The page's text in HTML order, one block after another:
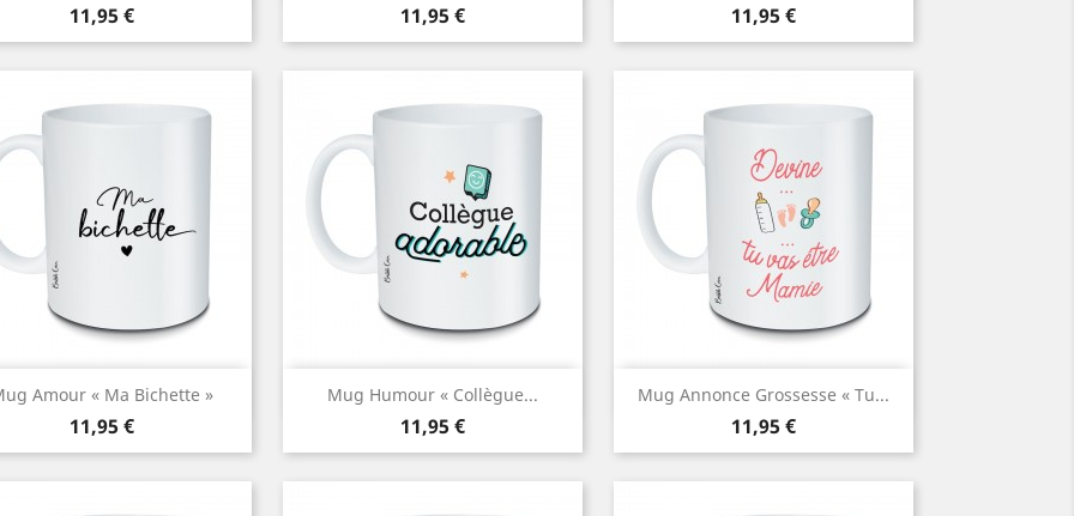
Prix
11,95 € Prix
11,95 € Prix
11,95 €
Amour « Ma Bichette »
Prix
11,95 €
Aperçu rapide Mug Humour « Collègue...
Prix
11,95 €
Aperçu rapide Mug Annonce Grossesse « Tu...
Prix
11,95 €
Aperçu rapide